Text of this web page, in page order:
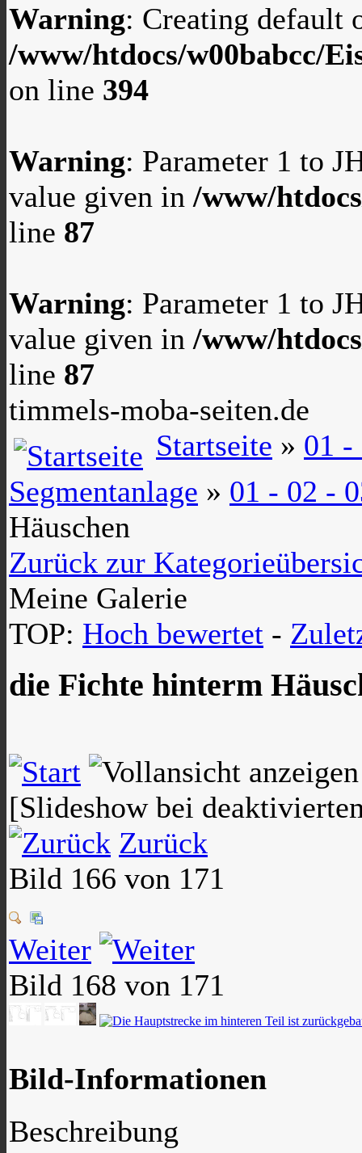
Warning: Creating default
/www/htdocs/w00babcc/
on line 394
Warning: Parameter 1 to
value given in /www/
line 87
Warning: Parameter 1 to
value given in /www/
line 87
timmels-moba-seiten.de
Startseite » 01 -
Segmentanlage » 01 - 02 -
Häuschen
Zurück zur
Meine Galerie
TOP: Hoch bewertet -
die Fichte hinterm
[Slideshow bei
Zurück
Bild 166 von 171
Weiter
Bild 168 von 171
Bild-Informationen
Beschreibung